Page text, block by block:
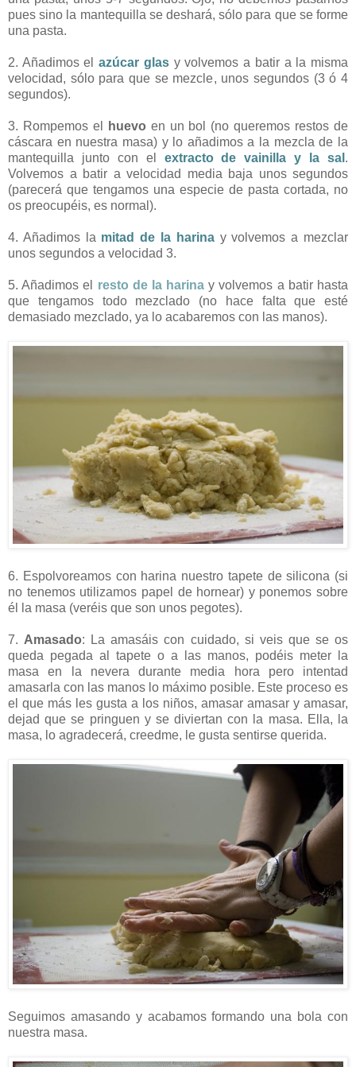
pues sino la mantequilla se deshará, sólo para que se forme
una pasta.
2. Añadimos elazúcar glas y volvemos a batir a la misma
velocidad, sólo para que se mezcle, unos segundos (3 ó 4
segundos).
3. Rompemos el huevo en un bol (no queremos restos de
cáscara en nuestra masa) y lo añadimos a la mezcla de la
mantequilla junto con el extracto de vainilla y la sal .
Volvemos a batir a velocidad media baja unos segundos
(parecerá que tengamos una especie de pasta cortada, no
os preocupéis, es normal).
4. Añadimos la mitad de la harinay volvemos a mezclar
unos segundos a velocidad 3.
5. Añadimos el resto de la harina y volvemos a batir hasta
que tengamos todo mezclado (no hace falta que esté
demasiado mezclado, ya lo acabaremos con las manos).
6. Espolvoreamos con harina nuestro tapete de silicona (si
no tenemos utilizamos papel de hornear) y ponemos sobre
él la masa (veréis que son unos pegotes).
7. Amasado: La amasáis con cuidado, si veis que se os
queda pegada al tapete o a las manos, podéis meter la
masa en la nevera durante media hora pero intentad
amasarla con las manos lo máximo posible. Este proceso es
el que más les gusta a los niños, amasar amasar y amasar,
dejad que se pringuen y se diviertan con la masa. Ella, la
masa, lo agradecerá, creedme, le gusta sentirse querida.
Seguimos amasando y acabamos formando una bola con
nuestra masa.